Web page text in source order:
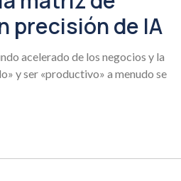
precisión de IA
acelerado de los negocios y la
y ser «productivo» a menudo se